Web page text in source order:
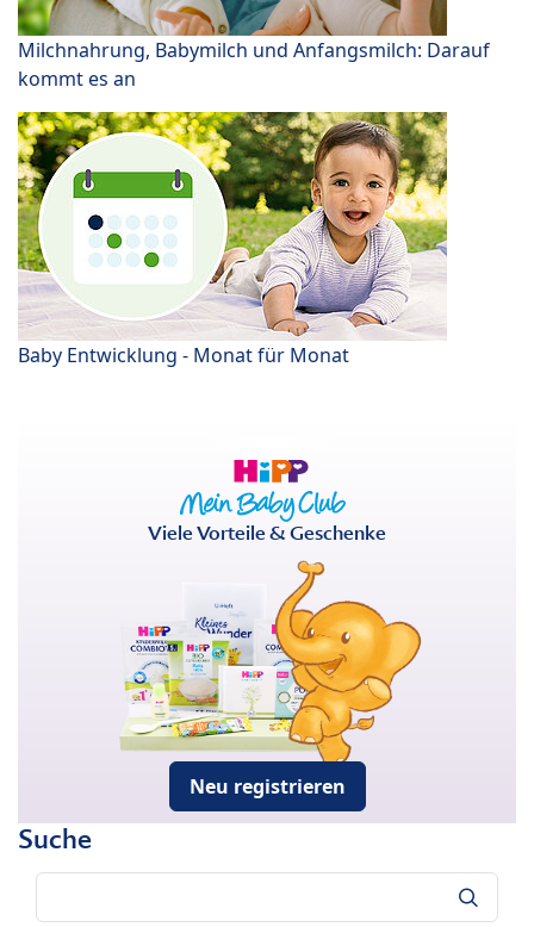
Milchnahrung, Babymilch und Anfangsmilch: Darauf
kommt es an
Baby Entwicklung - Monat für Monat
Viele Vorteile & Geschenke
Neu registrieren
Suche